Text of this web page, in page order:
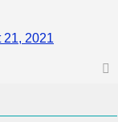
21, 2021